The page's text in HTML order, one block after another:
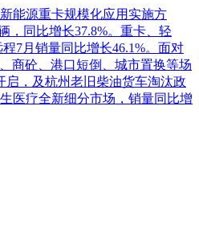
能源重卡规模化应用实施方
，同比增长37.8%。重卡、轻
7月销量同比增长46.1%。面对
商砼、港口短倒、城市置换等场
，及杭州老旧柴油货车淘汰政
医疗全新细分市场，销量同比增